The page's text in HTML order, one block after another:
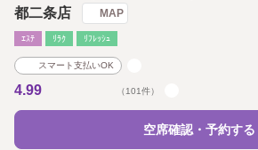
都二条店
MAP
ｴｽﾃ ﾘﾗｸ ﾘﾌﾚｯｼｭ
スマート支払いOK
4.99 （101件）
空席確認・予約する